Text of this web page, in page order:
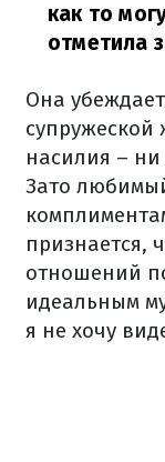
как то
отметила
Она
супружеской
насилия –
Зато
признается,
отношений
идеальным
я не хочу